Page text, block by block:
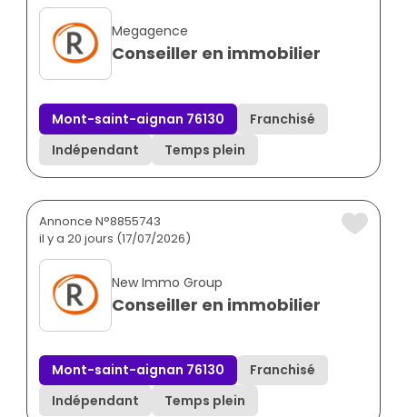
Megagence
Conseiller en immobilier
Mont-saint-aignan 76130
Franchisé
Indépendant
Temps plein
Annonce N°8855743
il y a 20 jours (17/07/2026)
New Immo Group
Conseiller en immobilier
Mont-saint-aignan 76130
Franchisé
Indépendant
Temps plein